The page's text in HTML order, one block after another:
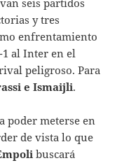
seis partidos
y tres
enfrentamiento
al Inter en el
peligroso. Para
e Ismaijli.
poder meterse en
de vista lo que
buscará